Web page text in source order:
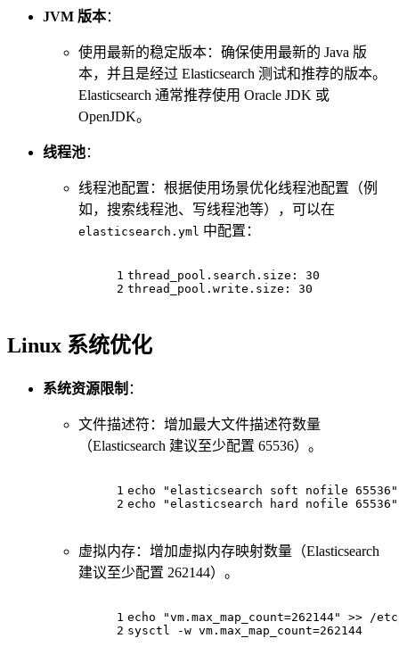
JVM 版本：
使用最新的稳定版本：确保使用最新的 Java 版
本，并且是经过 Elasticsearch 测试和推荐的版本。
Elasticsearch 通常推荐使用 Oracle JDK 或
OpenJDK。
线程池：
线程池配置：根据使用场景优化线程池配置（例
如，搜索线程池、写线程池等），可以在
elasticsearch.yml 中配置：
1
2
thread_pool.search.size:
30
thread_pool.write.size:
30
Linux 系统优化
系统资源限制 ：
文件描述符：增加最大文件描述符数量
（Elasticsearch 建议至少配置 65536）。
1
2
echo "elasticsearch soft nofile 65536"
echo
"elasticsearch hard nofile 65536"
虚拟内存：增加虚拟内存映射数量（Elasticsearch
建议至少配置 262144）。
1
2
echo "vm.max_map_count=262144"
>> /
sysctl -w vm.max_map_count=262144